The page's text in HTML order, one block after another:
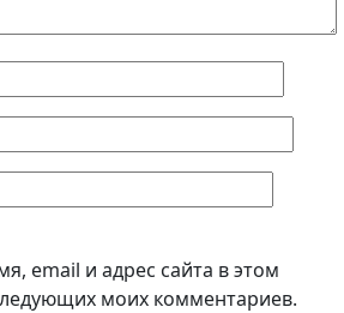
email и адрес сайта в этом
моих комментариев.